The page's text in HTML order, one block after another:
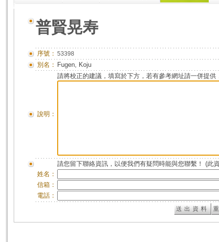
普賢晃寿
序號： 53398
別名： Fugen, Koju
說明：
請將校正的建議，填寫於下方，若有參考網址請一併提供
請您留下聯絡資訊，以便我們有疑問時能與您聯繫！ (此
姓名：
信箱：
電話：